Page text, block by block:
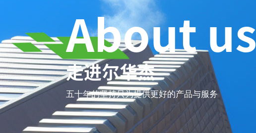
About us
走进尔华杰
五十年的坚持只为提供更好的产品与服务